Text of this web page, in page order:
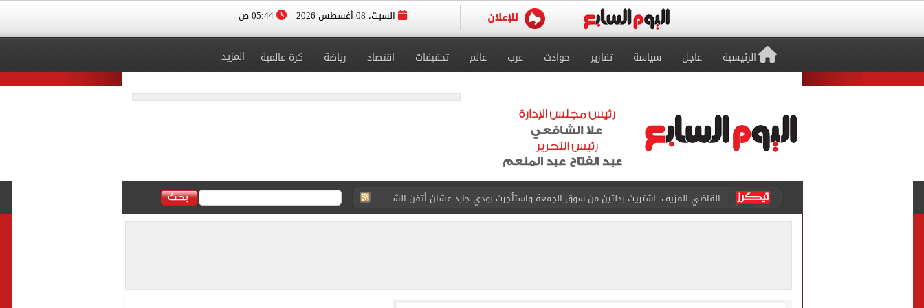
السبت، 08 أغسطس 2026
الرئيسية عاجل سياسة تقارير حوادث عرب عالم تحقيقات اقتصاد رياضة كرة عالمية المزيد
برشلونة يطرح تذاكر مواجهة الأهلي على كأس خوان جامبر
طرابزون سبور ينفي الحجز على مستحقات محمد صلاح
الأهلي ينهي مرانه الأول فى معسكر إسبانيا.. جلسة عموتة وفقرة بدنية.. صور